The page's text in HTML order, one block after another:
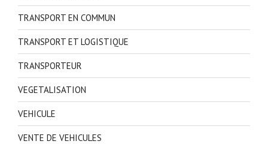
TRANSPORT EN COMMUN
TRANSPORT ET LOGISTIQUE
TRANSPORTEUR
VEGETALISATION
VEHICULE
VENTE DE VEHICULES